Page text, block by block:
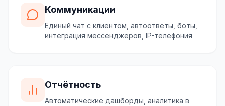
Коммуникации
Единый чат с клиентом, автоответы, боты,
интеграция мессенджеров, IP-телефония
Отчётность
Автоматические дашборды, аналитика в